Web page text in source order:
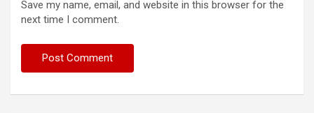
Save my name, email, and website in this browser for the
next time I comment.